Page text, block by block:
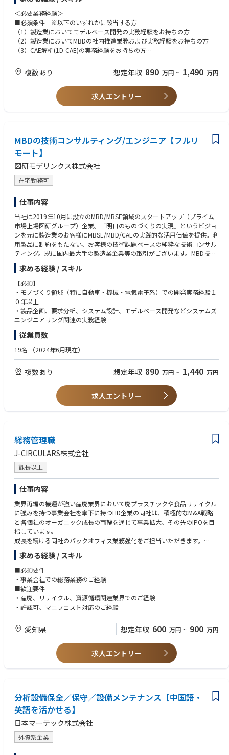
◎事業の将来性
製造業界において、CASEへの対応IoT化が進む中で、MBSE/MBDのニーズ
が益々増えてくることが予想されており、同領域のスペシャリスト集団と
して業界をリードしていきます。また、図研(株)からの出資、バックアッ
プもあり、大手顧客との新規窓口も開設済みのことからも、安定性と将来
性を感じられる企業です。
◎エンジニアリングのスキルアップ
高い専門性を持つメンバーが在籍しており、それぞれの強み、スキルを補
完し合いながらチームとしてプロジェクトを推進し、コンサルタントとし
て必要な技術、スキル、経験を詰める環境です。
しております。
◎裁量を持って働ける環境
少数精鋭組織のため、プロセスの改善などにも積極的に携われます。それ
ぞれの強み、スキルを鑑みて、プロジェクトをアサインするため、プロジ
ェクトリーダーを任されるケースもございます。
◎顧客志向
顧客が抱える悩み、課題を同社が持つ専門性、知見を活かしソリューショ
ンの提供ができます。設備やツール、ソフトウェアに囚われない、純粋な
技術ベースでの議論が可能です。
◎最先端と古き良き技術の融合
最先端のソフトウェア、AIなどの技術と自動車業界の技術とを体感するこ
とができ、スキル向上につながります。
アな技術に触れることができます。
【残業について】20～30時間程度。4～6月が閑散期、11～3月に向けて繁
忙期
【有給休暇について】業務に支障のない範囲であれば、半日休/1日休/連
続休と自由に取得可能。
年次有給休暇は当該年度中に使用しなかったときは、次の年度に繰り越す
ことが可能
※有給取得促進のためにアナウンスあり
身の手でモデリング・プログラミング・解析環境構築等も行って頂きま
す。
※主な業務内容
・要求分析、機能分解、設計構造化など、SE思考に基づく開発プロセス改
善・改革
・システムズエンジニアリング導入に向けた業務設計・体制構築支援
・モデルベース開発（MATLAB/Simulink、SysML等）活用の推進・現場導
入、教育支援
・開発プロセス成熟度（ASPICE／ISO26262等）診断および改善提案
・顧客との信頼関係構築および課題ヒアリング・提案活動
・プロジェクト計画立案・進捗／品質／リスク管理・チームマネジメント
＜具体的には＞
・まずは弊社技術職として、製造業のお客様の課題把握を行い、その後は
MBD/MBSEを使用したモデル開発/システム環境構築等が主な業務内容で
す。
・入社後の教育については、MBD/MBSEに長けた技術者が多数在籍してお
り、プロジェクトを通してOJTでの教育を実施していきます。
・社風は、自由闊達で上下関係を気にせずコミュニケーションが取れ、リ
モート環境も確立されているため、社員間の交流が気軽にとれます。
＜働き方＞
・働き方についてはリモートワークが中心となっております。お客様先と
の打合せや納品のため訪問することもありますが、
・ライフスタイルにあった働き方をして頂ければと考えているので地方で
フルリモート勤務なども可能です。
■おすすめポイント：
当社は株式会社図研の100％出資により設立された会社です。
現在図研モデリンクスでは、自動車OEM・サプライヤーをはじめとした昨
今の製品開発の高度化・複雑化に対応していくため、
製品開発におけるMBD・MBSEにおいてコンサルティングサービス、ツー
ル開発などの新事業を展開しております。
様々な分野のリーディングカンパニーをはじめ多くのものづくり企業がお
客様です。
＜必要業務経験＞
■必須条件 ※以下のいずれかに該当する方
（1）製造業においてモデルベース開発の実務経験をお持ちの方
（2）製造業においてMBDの社内推進業務および実務経験をお持ちの方
（3）CAE解析(1D-CAE)の実務経験をお持ちの方
（4）計測・実験関連の研究開発および実務経験をお持ちの方
（5）CAEツールベンダーでエンジニアリングサービスやコンサルティン
グの実務経験をお持ちの方
（6）AI、機械学習などを自動車業界をはじめとする製造業で活かしたい
（2）制御システム設計の実務経験をお持ちの方
（3）信号処理、統計処理、最適化、実験計画法などの数学的知識をお持
（4）モーター制御やバッテリー熱マネージメントなどの電動関連の業務
経験をお持ちの方
（5）コンピュータビジョン(画像センサ、画像処理)の知識および実務経験
をお持ちの方
（6）通信やクラウド関連の業務経験をお持ちの方
（7）HILS・RCPなどを用いた実機検証および実験環境構築の経験をお持
ちの方
（8）システムズエンジニアリングの実践経験および学習経験をお持ちの
方
（9）機械学習・ディープラーニングの知識および実務経験(Pythonなど)
をお持ちの方
（10）ゲームエンジン(Unity、Unrealなど)の知識および実務経験をお持ち
の方
（11）コンサルティングファームでの技術コンサルティング業務経験をお
持ちの方
■開発環境 ※以下のいずれかのご経験をお持ちの方は尚可
システムモデリング言語：SysML、UML
モデリングツール：Simulink、Amesim、SimulationX、Dymola、OpenM
odelica、GT-SUITE
MBSEツール：Cameo Systems Modeler、GENESYS、Phoenix ModelCent
最適化ツール：modeFRONTIER
複数あり 想定年収 890 万円 ~ 1,490 万円
求人エントリー
MBDの技術コンサルティング/エンジニア【フルリ
モート】
図研モデリンクス株式会社
在宅勤務可
仕事内容
当社は2019年10月に設立のMBD/MBSE領域のスタートアップ（プライム
市場上場図研グループ）企業。『明日のものづくりの実現』というビジョ
ンを元に製造業のお客様にMBSE/MBD/CAEの実践的な活用価値を提供。利
用製品に制約をもたない、お客様の技術課題ベースの純粋な技術コンサル
ティング。既に国内最大手の製造業企業等の取引がございます。MBD技術
を武器にMBSE領域の技術コンサルをさらに強化しビジネスの拡大をする
ための募集になります。
【安定性】プライム市場上場図研社が親会社のため財務安定性を担保
【働き方】 専門業務型裁量労働制を採用
【働きやすさ】業務パフォーマンスをベースに評価するため、時間的・場
所的制約を受けずにご活躍頂くことができます。
【仕事内容】
■ 製造業において、高い生産性を実現させることを目的とし、顧客課題を
解決に導くMBSE/MBD/CAEを駆使した技術サービスを提供
(技術コンサルティング、業務委託開発)
■ 本募集職種では、MBDの導入・活用により、顧客の技術課題を解決する
・・・具体的には、プロジェクトの技術責任者として顧客への課題ヒアリ
ング・技術提案、技術成果開発、技術開発における進捗管理・リソース調
【具体的な業務の流れ】
お客様（特に製造業の研究・開発部門）の課題をお聞きし、課題解決に向
けて提案を実施。提案内容について合意をえられたら、弊社の方でプロジ
ェクトチームを組み、納品に向けてのコンサル・エンジニアリングサービ
スを実施する。
【魅力】
◎事業の将来性
製造業界において、CASEへの対応IoT化が進む中で、MBSE/MBDのニーズ
が益々増えてくることが予想されており、同領域のスペシャリスト集団と
して業界をリードしていきます。また、図研(株)からの出資、バックアッ
プもあり、大手顧客との新規窓口も開設済みのことからも、安定性と将来
性を感じられる企業です。
◎エンジニアリングのスキルアップ
高い専門性を持つメンバーが在籍しており、それぞれの強み、スキルを補
完し合いながらチームとしてプロジェクトを推進し、コンサルタントとし
て必要な技術、スキル、経験を詰める環境です。
給与制度、就業制度などを在籍メンバーが働きやすいように、独自に設計
◎裁量を持って働ける環境
◎顧客志向
顧客が抱える悩み、課題を同社が持つ専門性、知見を活かしソリューショ
ンの提供ができます。設備やツール、ソフトウェアに囚われない、純粋な
技術ベースでの議論が可能です。
◎最先端と古き良き技術の融合
求める経験 / スキル
【必須】
・モノづくり領域（特に自動車・機械・電気電子系）での開発実務経験１
０年以上
・製品企画、要求分析、システム設計、モデルベース開発などシステムズ
エンジニアリング関連の実務経験
・MBDまたはMBSEに関する知見・関心
・技術的課題を言語化し、ドキュメント・プレゼンで伝えられる論理的思
考力・表現力
・SE領域における困難さを実現場で体感し、開発プロセス改革に向けた熱
意をお持ちの方
・コンサルティングファームまたは事業会社での業務改革・技術企画・P
・MBDツール（MATLAB/Simulink、Stateflow等）によるモデル開発・検
証経験
・組込みソフト開発プロセスの理解、コード生成やHILS/SILS試験の経験
・要求仕様書/機能仕様書の作成・管理経験
・機能安全（ISO26262）またはASPICEに基づく開発・監査経験
・システムズエンジニアリング教育・導入支援の経験
【中途入社者のバックグラウンド】
完成車メーカー、Tier1サプライヤー、電機メーカー、MBDベンダー等
■開発環境 ※以下のいずれかのご経験をお持ちの方は尚可
プログラミング言語：MATLAB、Python、VBA、C/C++
システムモデリング言語：SysML、UML
モデリングツール：Simulink、Amesim、SimulationX、Dymola、OpenM
odelica、GT-SUITE
車両シミュレータ：CarSim、CarMaker
MBSEツール：Cameo Systems Modeler、GENESYS、Phoenix ModelCent
er
最適化ツール：modeFRONTIER
従業員数
19名 （2024年6月現在）
複数あり 想定年収 890 万円 ~ 1,440 万円
求人エントリー
総務管理職
J-CIRCULARS株式会社
課長以上
仕事内容
業界再編の機運が強い産廃業界において廃プラスチックや食品リサイクル
に強みを持つ事業会社を傘下に持つHD企業の同社は、積極的なM&A戦略
と各個社のオーガニック成長の両輪を通じて事業拡大、その先のIPOを目
指しています。
成長を続ける同社のバックオフィス業務強化をご担当いただきます。
■具体的な業務内容
・内部統制業務
・情報システム管理
・各種総務業務
求める経験 / スキル
■必須要件
・事業会社での総務業務のご経験
■歓迎要件
・産廃、リサイクル、資源循環関連業界でのご経験
・許認可、マニフェスト対応のご経験
愛知県 想定年収 600 万円 ~ 900 万円
求人エントリー
分析設備保全／保守／設備メンテナンス【中国語・
英語を活かせる】
日本マーテック株式会社
外資系企業